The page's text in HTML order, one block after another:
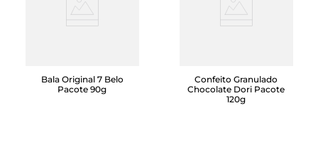
Bala Original 7 Belo
Pacote 90g
Confeito Granulado
Chocolate Dori Pacote
120g